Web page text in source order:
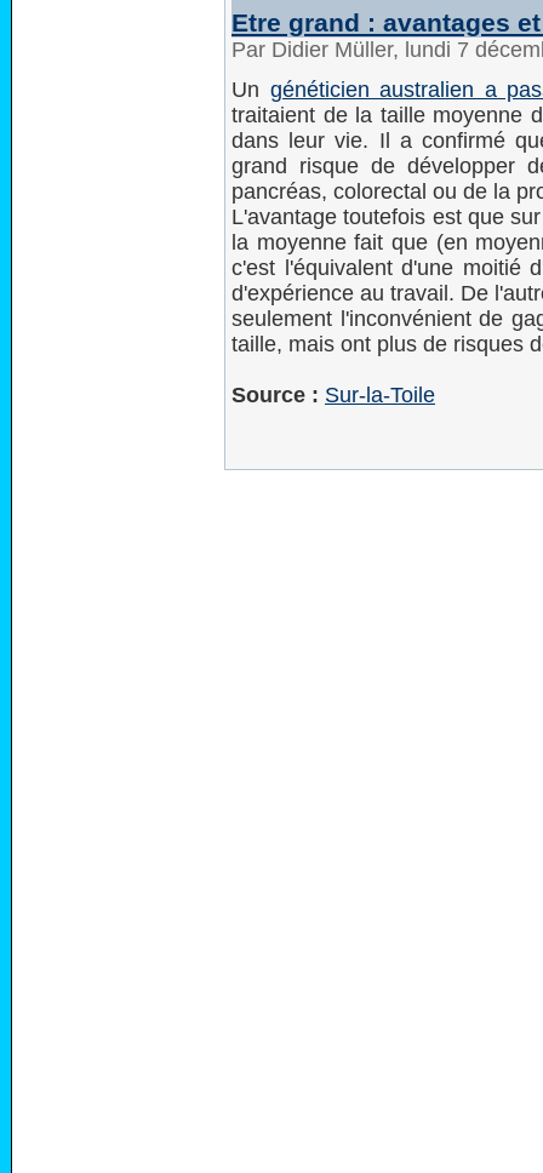
Etre grand : avantages
Par Didier Müller, lundi 7
Un généticien australien a
traitaient de la taille moyenne
dans leur vie. Il a confirmé
grand risque de développer
pancréas, colorectal ou de la
L'avantage toutefois est que
la moyenne fait que (en
c'est l'équivalent d'une moitié
d'expérience au travail. De
seulement l'inconvénient de
taille, mais ont plus de risques
Source : Sur-la-Toile